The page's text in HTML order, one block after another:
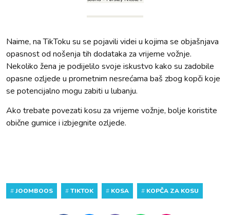
Naime, na TikToku su se pojavili videi u kojima se objašnjava
opasnost od nošenja tih dodataka za vrijeme vožnje.
Nekoliko žena je podijelilo svoje iskustvo kako su zadobile
opasne ozljede u prometnim nesrećama baš zbog kopči koje
se potencijalno mogu zabiti u lubanju.
Ako trebate povezati kosu za vrijeme vožnje, bolje koristite
obične gumice i izbjegnite ozljede.
#JOOMBOOS #TIKTOK # KOSA # KOPČA ZA KOSU